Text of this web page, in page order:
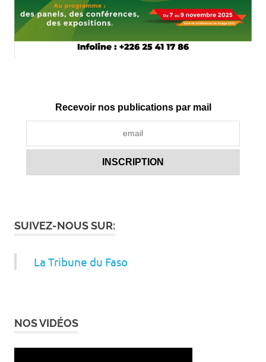
Recevoir nos publications par mail
SUIVEZ-NOUS SUR:
La Tribune du Faso
NOS VIDÉOS